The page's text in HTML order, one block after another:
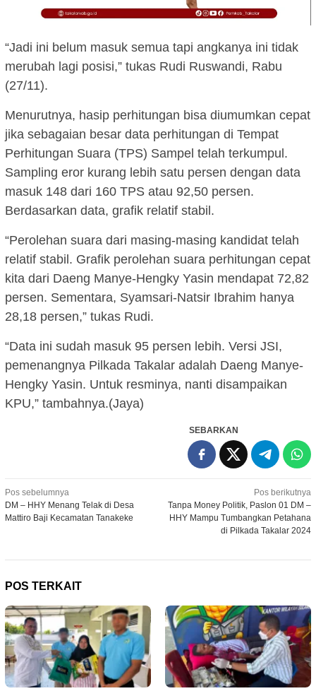
“Jadi ini belum masuk semua tapi angkanya ini tidak
merubah lagi posisi,” tukas Rudi Ruswandi, Rabu
(27/11).
Menurutnya, hasip perhitungan bisa diumumkan cepat
jika sebagaian besar data perhitungan di Tempat
Perhitungan Suara (TPS) Sampel telah terkumpul.
Sampling eror kurang lebih satu persen dengan data
masuk 148 dari 160 TPS atau 92,50 persen.
Berdasarkan data, grafik relatif stabil.
“Perolehan suara dari masing-masing kandidat telah
relatif stabil. Grafik perolehan suara perhitungan cepat
kita dari Daeng Manye-Hengky Yasin mendapat 72,82
persen. Sementara, Syamsari-Natsir Ibrahim hanya
28,18 persen,” tukas Rudi.
“Data ini sudah masuk 95 persen lebih. Versi JSI,
pemenangnya Pilkada Takalar adalah Daeng Manye-
Hengky Yasin. Untuk resminya, nanti disampaikan
KPU,” tambahnya.(Jaya)
SEBARKAN
Navigasi
pos
Pos sebelumnya
DM – HHY Menang Telak di Desa
Mattiro Baji Kecamatan Tanakeke
Pos berikutnya
Tanpa Money Politik, Paslon 01 DM –
HHY Mampu Tumbangkan Petahana
di Pilkada Takalar 2024
POS TERKAIT